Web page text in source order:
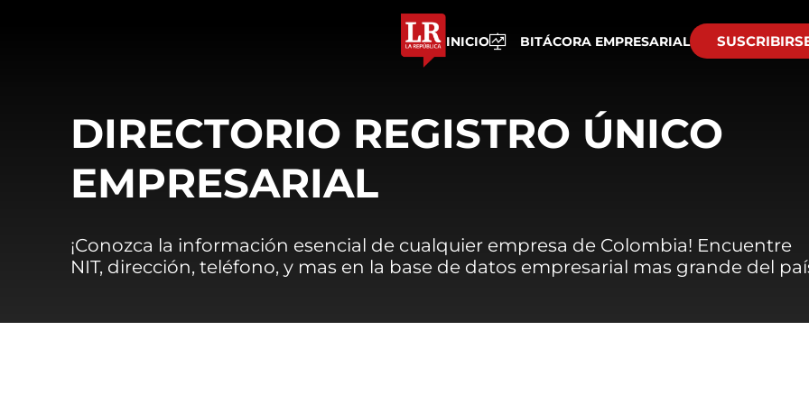
INICIO BITÁCORA EMPRESARIAL
DIRECTORIO REGISTRO ÚNICO
EMPRESARIAL
¡Conozca la información esencial de cualquier empresa de Colombia! Encuentre
NIT, dirección, teléfono, y mas en la base de datos empresarial mas grande del